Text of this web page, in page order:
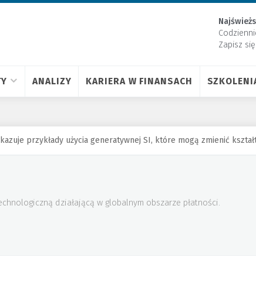
Zapisz
ANALIZY KARIERA W FINANSACH
przykłady użycia generatywnej SI, które mogą zmienić
działającą w globalnym obszarze płatności.